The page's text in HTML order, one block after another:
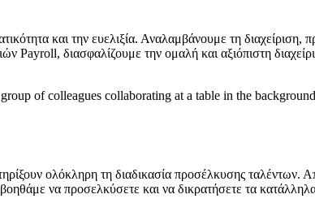
και την ευελιξία. Αναλαμβάνουμε τη
διασφαλίζουμε την ομαλή και αξιόπιστη
ολόκληρη τη διαδικασία προσέλκυσης ταλέντων.
να προσελκύσετε και να δικρατήσετε τα